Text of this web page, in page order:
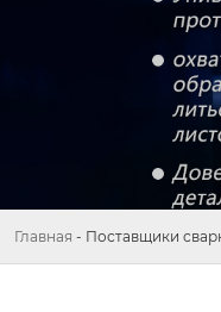
Главная - Поставщики